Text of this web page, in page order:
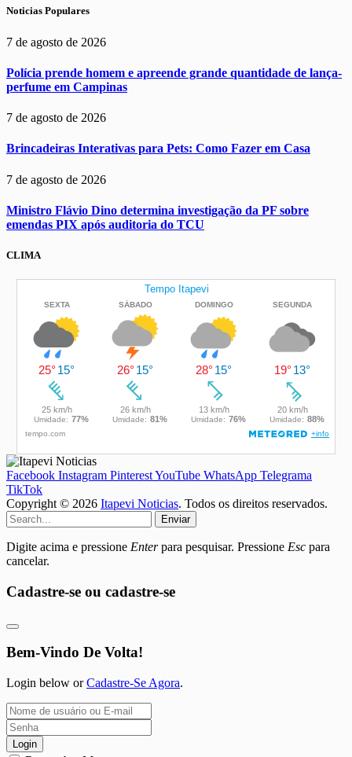
Noticias Populares
7 de agosto de 2026
Polícia prende homem e apreende grande quantidade de lança-
perfume em Campinas
7 de agosto de 2026
Brincadeiras Interativas para Pets: Como Fazer em Casa
7 de agosto de 2026
Ministro Flávio Dino determina investigação da PF sobre
emendas PIX após auditoria do TCU
CLIMA
Facebook Instagram PinterestYouTube WhatsApp Telegrama
TikTok
Copyright © 2026 Itapevi Noticias. Todos os direitos reservados.
Enviar
Digite acima e pressione Enterpara pesquisar. Pressione Esc para
cancelar.
Cadastre-se ou cadastre-se
Bem-Vindo De Volta!
Login below orCadastre-Se Agora.
Login